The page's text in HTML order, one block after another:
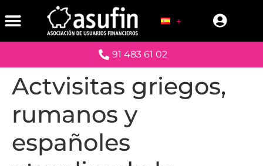
91 483 61 02
Actvisitas griegos,
rumanos y
españoles